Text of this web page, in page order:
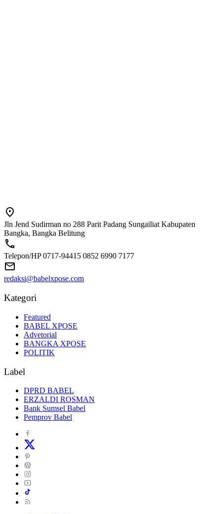
Jln Jend Sudirman no 288 Parit Padang Sungailiat Kabupaten
Bangka, Bangka Belitung
Telepon/HP 0717-94415 0852 6990 7177
redaksi@babelxpose.com
Kategori
Featured
BABEL XPOSE
Advetorial
BANGKA XPOSE
POLITIK
Label
DPRD BABEL
ERZALDI ROSMAN
Bank Sumsel Babel
Pemprov Babel